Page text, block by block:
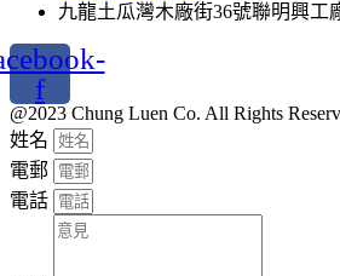
九龍土瓜灣木廠街36號聯明興工
f
@2023 Chung Luen Co. All Rights
姓名
電郵
電話